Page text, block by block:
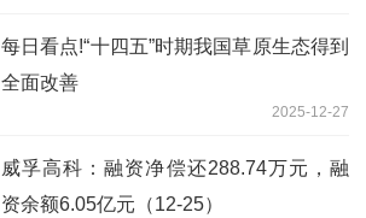
每日看点!“十四五”时期我国草原生态得到
全面改善
2025-12-27
威孚高科：融资净偿还288.74万元，融
资余额6.05亿元（12-25）